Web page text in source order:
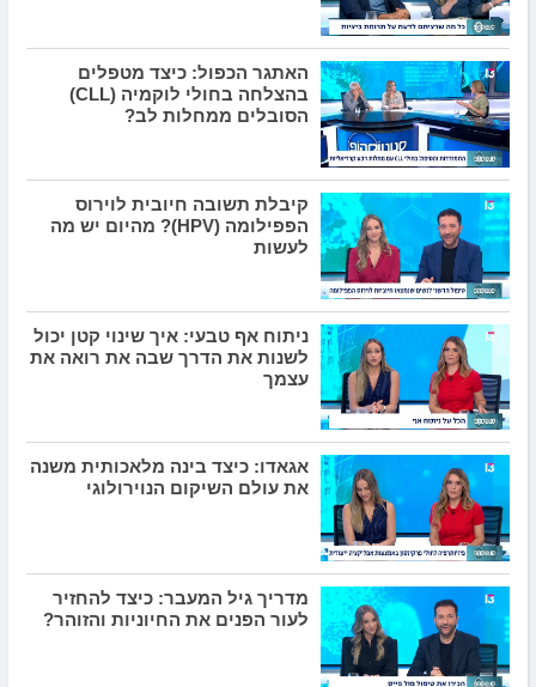
האתגר הכפול: כיצד מטפלים
בהצלחה בחולי לוקמיה (CLL)
הסובלים ממחלות לב?
קיבלת תשובה חיובית לוירוס
הפפילומה (HPV)? מהיום יש מה
לעשות
ניתוח אף טבעי: איך שינוי קטן יכול
לשנות את הדרך שבה את רואה את
עצמך
אגאדו: כיצד בינה מלאכותית משנה
את עולם השיקום הנוירולוגי
מדריך גיל המעבר: כיצד להחזיר
לעור הפנים את החיוניות והזוהר?